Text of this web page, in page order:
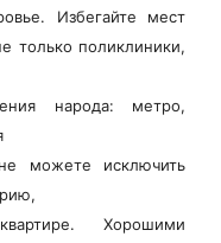
Избегайте мест
только поликлиники,
народа: метро,
можете исключить
Хорошими